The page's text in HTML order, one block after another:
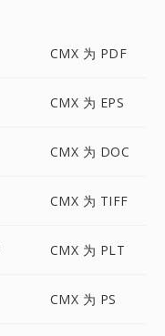
CMX 为 PDF
CMX 为 EPS
CMX 为 DOC
CMX 为 TIFF
CMX 为 PLT
CMX 为 PS